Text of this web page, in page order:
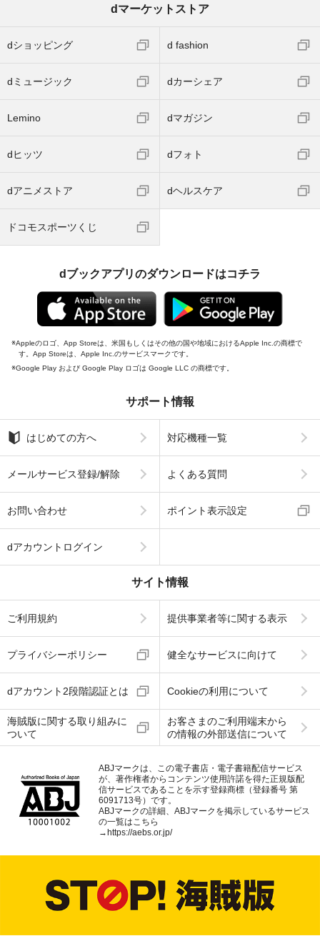
dマーケットストア
dショッピング d fashion
dミュージック dカーシェア
Lemino dマガジン
dヒッツ dフォト
dアニメストア dヘルスケア
ドコモスポーツくじ
dブックアプリのダウンロードはコチラ
Appleのロゴ、App Storeは、米国もしくはその他の国や地域におけるApple Inc.の商標で
す。App Storeは、Apple Inc.のサービスマークです。
Google Play および Google Play ロゴは Google LLC の商標です。
サポート情報
はじめての方へ 対応機種一覧
メールサービス登録/解除 よくある質問
お問い合わせ ポイント表示設定
dアカウントログイン
サイト情報
ご利用規約 提供事業者等に関する表示
プライバシーポリシー 健全なサービスに向けて
dアカウント2段階認証とは Cookieの利用について
海賊版に関する取り組みに
ついて
お客さまのご利用端末から
の情報の外部送信について
ABJマークは、この電子書店・電子書籍配信サービス
が、著作権者からコンテンツ使用許諾を得た正規版配
信サービスであることを示す登録商標（登録番号 第
6091713号）です。
ABJマークの詳細、ABJマークを掲示しているサービス
の一覧はこちら
→https://aebs.or.jp/